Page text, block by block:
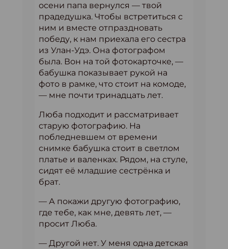
осени папа вернулся — твой
прадедушка. Чтобы встретиться с
ним и вместе отпраздновать
победу, к нам приехала его сестра
из Улан-Удэ. Она фотографом
была. Вон на той фотокарточке, —
бабушка показывает рукой на
фото в рамке, что стоит на комоде,
— мне почти тринадцать лет.
Люба подходит и рассматривает
старую фотографию. На
побледневшем от времени
снимке бабушка стоит в светлом
платье и валенках. Рядом, на стуле,
сидят её младшие сестрёнка и
брат.
— А покажи другую фотографию,
где тебе, как мне, девять лет, —
просит Люба.
— Другой нет. У меня одна детская